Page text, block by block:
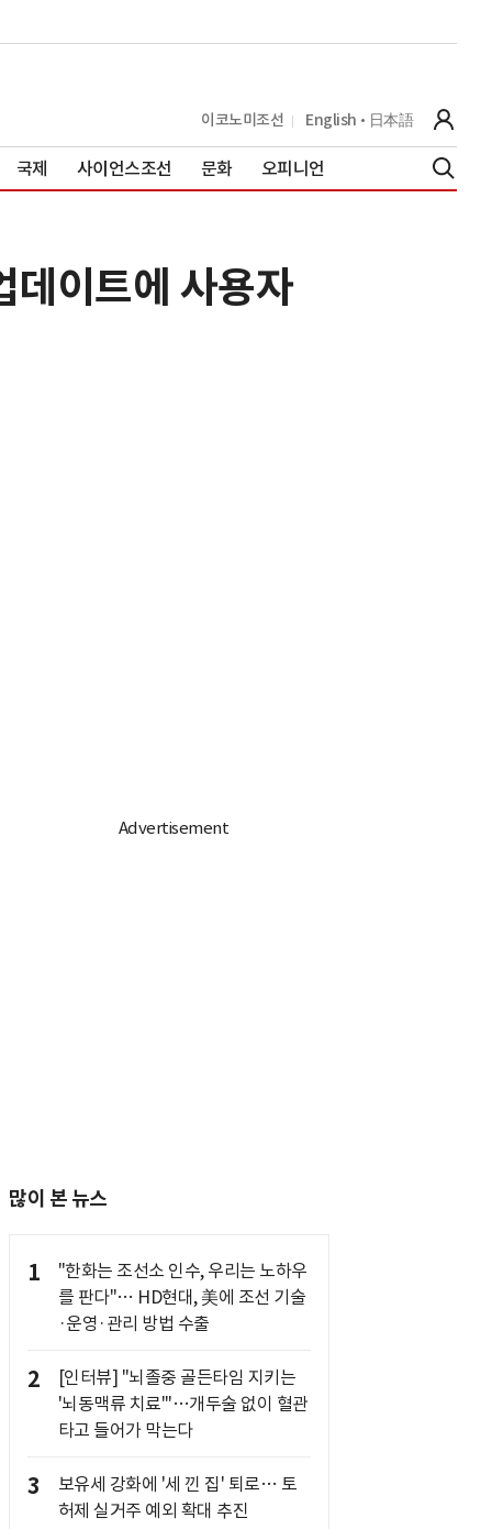
이코노미조선 English 日本語
국제 사이언스조선 문화 오피니언
이트에 사용자
많이 본 뉴스
1
"한화는 조선소 인수, 우리는 노하우
를 판다"… HD현대, 美에 조선 기술
·운영·관리 방법 수출
2
[인터뷰] "뇌졸중 골든타임 지키는
'뇌동맥류 치료'"…개두술 없이 혈관
타고 들어가 막는다
3
보유세 강화에 '세 낀 집' 퇴로… 토
허제 실거주 예외 확대 추진